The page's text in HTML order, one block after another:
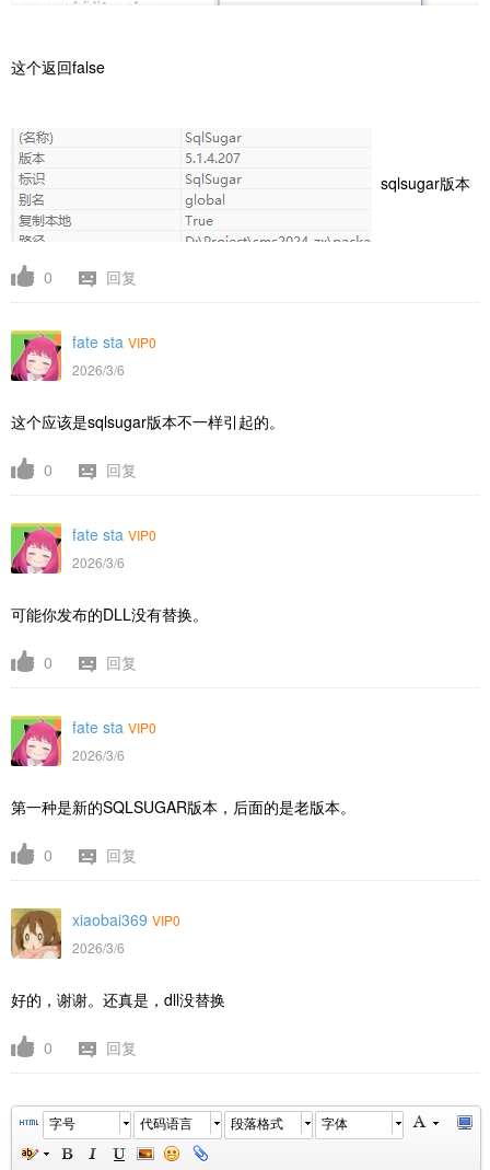
这个返回false
sqlsugar版本
0 回复
fate sta VIP0
2026/3/6
这个应该是sqlsugar版本不一样引起的。
0 回复
fate sta VIP0
2026/3/6
可能你发布的DLL没有替换。
0 回复
fate sta VIP0
2026/3/6
第一种是新的SQLSUGAR版本，后面的是老版本。
0 回复
xiaobai369 VIP0
2026/3/6
好的，谢谢。还真是，dll没替换
0 回复
字号 代码语言 段落格式 字体